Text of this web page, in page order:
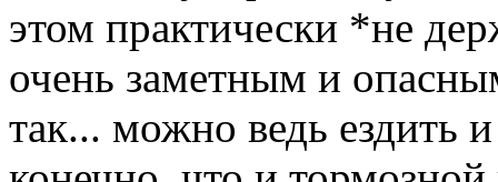
этом практически *не
очень заметным и
так... можно ведь ездить